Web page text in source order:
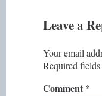
Leave a
Your email
Required
Comment *